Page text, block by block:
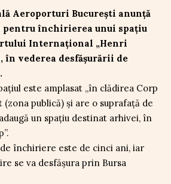
Aeroporturi București anunță
închirierea unui spațiu
Internațional „Henri
în vederea desfășurării de
este amplasat „în clădirea Corp
(zona publică) și are o suprafață de
un spațiu destinat arhivei, în
închiriere este de cinci ani, iar
se va desfășura prin Bursa